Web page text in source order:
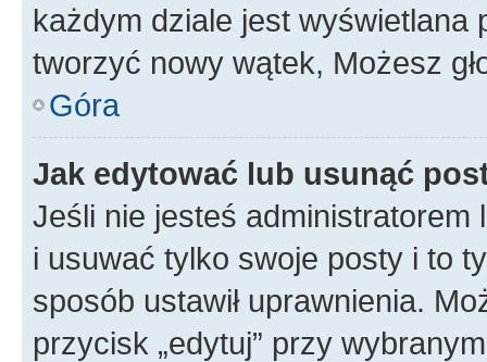
każdym dziale jest wyświetlana
tworzyć nowy wątek, Możesz
Góra
Jak edytować lub usunąć
Jeśli nie jesteś
i usuwać tylko swoje posty i to
sposób ustawił uprawnienia.
przycisk „edytuj” przy